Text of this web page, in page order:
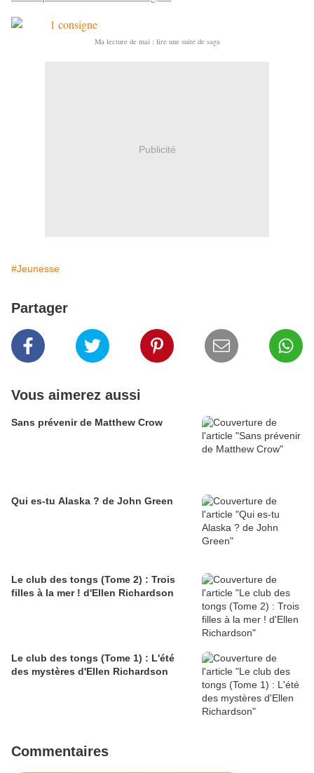
Ma lecture de mai : lire une suite de saga
Publicité
#Jeunesse
Partager
Vous aimerez aussi
Sans prévenir de Matthew Crow
Qui es-tu Alaska ? de John Green
Le club des tongs (Tome 2) : Trois
filles à la mer ! d'Ellen Richardson
Le club des tongs (Tome 1) : L'été
des mystères d'Ellen Richardson
Commentaires